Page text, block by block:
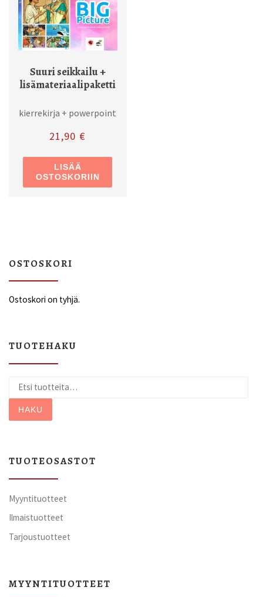
Suuri seikkailu +
lisämateriaalipaketti
kierrekirja + powerpoint
21,90€
LISÄÄ
OSTOSKORIIN
OSTOSKORI
Ostoskori on tyhjä.
TUOTEHAKU
Etsi:
HAKU
TUOTEOSASTOT
Myyntituotteet
Ilmaistuotteet
Tarjoustuotteet
MYYNTITUOTTEET